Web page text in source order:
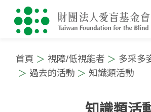
首頁 視障/低視能者
多采多
過去的活動
知識類活動